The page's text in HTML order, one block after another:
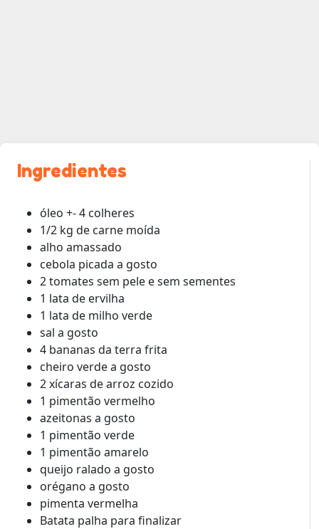
Ingredientes
óleo +- 4 colheres
1/2 kg de carne moída
alho amassado
cebola picada a gosto
2 tomates sem pele e sem sementes
1 lata de ervilha
1 lata de milho verde
sal a gosto
4 bananas da terra frita
cheiro verde a gosto
2 xícaras de arroz cozido
1 pimentão vermelho
azeitonas a gosto
1 pimentão verde
1 pimentão amarelo
queijo ralado a gosto
orégano a gosto
pimenta vermelha
Batata palha para finalizar